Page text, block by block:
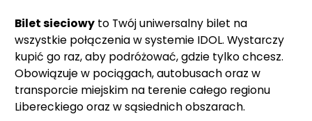
Bilet sieciowy to Twój uniwersalny bilet na
wszystkie połączenia w systemie IDOL. Wystarczy
kupić go raz, aby podróżować, gdzie tylko chcesz.
Obowiązuje w pociągach, autobusach oraz w
transporcie miejskim na terenie całego regionu
Libereckiego oraz w sąsiednich obszarach.